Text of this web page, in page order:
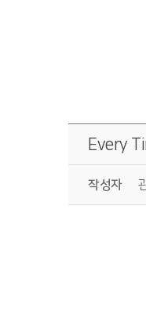
Every
작성자